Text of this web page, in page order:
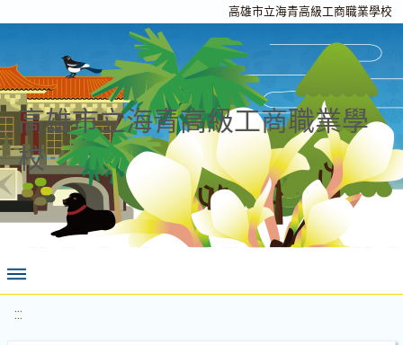
高雄市立海青高級工商職業學校
高雄市立海青高級工商職業學
校
:::